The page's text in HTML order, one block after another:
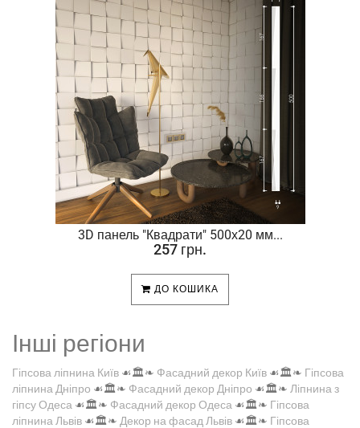
3D панель "Квадрати" 500х20 мм...
257 грн.
ДО КОШИКА
Інші регіони
Гіпсова ліпнина Київ ☙🏛️❧ Фасадний декор Київ ☙🏛️❧ Гіпсова
ліпнина Дніпро ☙🏛️❧ Фасадний декор Дніпро ☙🏛️❧ Ліпнина з
гіпсу Одеса ☙🏛️❧ Фасадний декор Одеса ☙🏛️❧ Гіпсова
ліпнина Львів ☙🏛️❧ Декор на фасад Львів ☙🏛️❧ Гіпсова